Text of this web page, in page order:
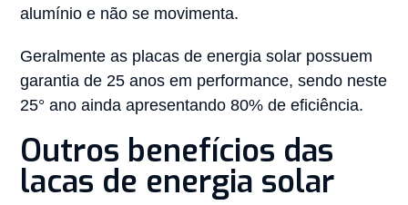
alumínio e não se movimenta.
Geralmente as placas de energia solar possuem
garantia de 25 anos em performance, sendo neste
25° ano ainda apresentando 80% de eficiência.
Outros benefícios das
lacas de energia solar